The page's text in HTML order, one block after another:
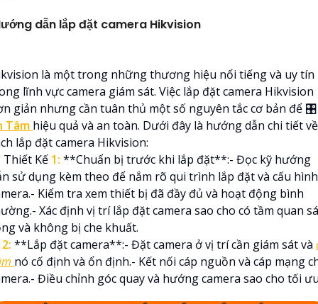
dẫn lắp đặt camera Hikvision
là một trong những thương hiệu nổi tiếng và uy tín
lĩnh vực camera giám sát. Việc lắp đặt camera Hikvision
giản nhưng cần tuân thủ một số nguyên tắc cơ bản để 🎛
Tâm hiệu quả và an toàn. Dưới đây là hướng dẫn chi tiết về
lắp đặt camera Hikvision:
Thiết Kế 1: **Chuẩn bị trước khi lắp đặt**:- Đọc kỹ hướng
sử dụng kèm theo để nắm rõ qui trình lắp đặt và cấu hình
Kiểm tra xem thiết bị đã đầy đủ và hoạt động bình
Xác định vị trí lắp đặt camera sao cho có tầm quan
và không bị che khuất.
2: **Lắp đặt camera**:- Đặt camera ở vị trí cần giám sát và
nó cố định và ổn định.- Kết nối cáp nguồn và cáp mạng
Điều chỉnh góc quay và hướng camera sao cho tối